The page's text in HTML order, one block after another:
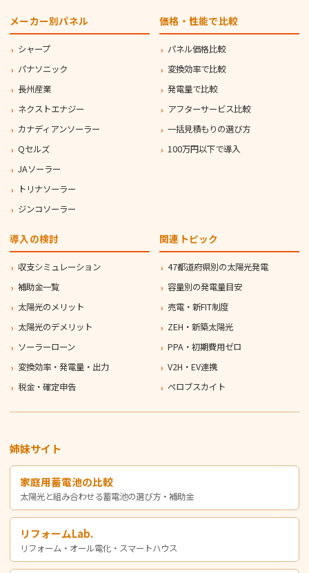
メーカー別パネル
シャープ
パナソニック
長州産業
ネクストエナジー
カナディアンソーラー
Qセルズ
JAソーラー
トリナソーラー
ジンコソーラー
価格・性能で比較
パネル価格比較
変換効率で比較
発電量で比較
アフターサービス比較
一括見積もりの選び方
100万円以下で導入
導入の検討
収支シミュレーション
補助金一覧
太陽光のメリット
太陽光のデメリット
ソーラーローン
変換効率・発電量・出力
税金・確定申告
関連トピック
47都道府県別の太陽光発電
容量別の発電量目安
売電・新FIT制度
ZEH・新築太陽光
PPA・初期費用ゼロ
V2H・EV連携
ペロブスカイト
姉妹サイト
家庭用蓄電池の比較
太陽光と組み合わせる蓄電池の選び方・補助金
リフォームLab.
リフォーム・オール電化・スマートハウス